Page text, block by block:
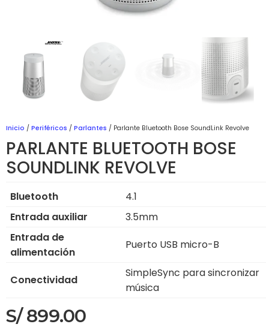
Inicio / Periféricos / Parlantes / Parlante Bluetooth Bose SoundLink Revolve
PARLANTE BLUETOOTH BOSE
SOUNDLINK REVOLVE
Bluetooth
4.1
Entrada auxiliar
3.5mm
Entrada de
alimentación
Puerto USB micro-B
Conectividad
SimpleSync para sincronizar
música
S/899.00